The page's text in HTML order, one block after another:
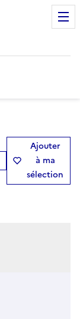
Ajouter
à ma
sélection